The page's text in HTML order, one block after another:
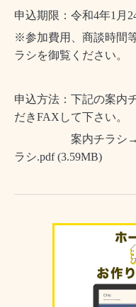
申込期限：令和4年1 月
※参加費用、商談時間
ラシを御覧ください。
申込方法：下記の案内
だきFAXして下さい。
案内チラシ→
ラシ.pdf (3.59MB)